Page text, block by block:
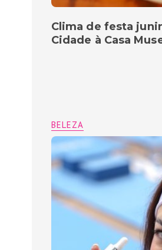
Clima de festa
Cidade à Casa
BELEZA